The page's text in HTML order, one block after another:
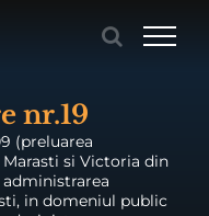
nr.19
(preluarea
si Victoria din
in domeniul public